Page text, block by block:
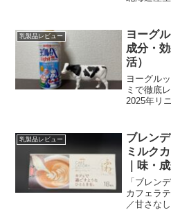
乳製品レビュー
ヨーグ
成分・
活）
ヨーグル
ミで徹底
2025年リ
乳製品レビュー
ブレン
ミルク
｜味・
「ブレン
カフェラ
／甘さな